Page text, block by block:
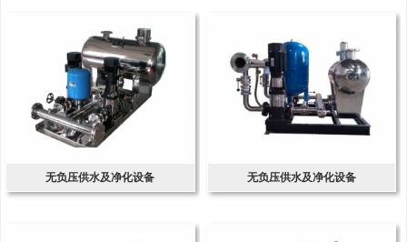
无负压供水及净化设备 无负压供水及净化设备